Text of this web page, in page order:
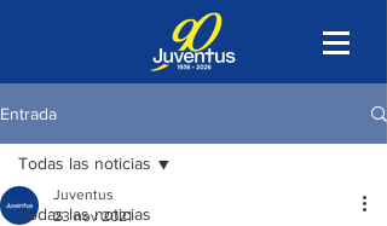
Entrada
Todas las noticias
Todas las noticias
Juventus
23 nov 2021